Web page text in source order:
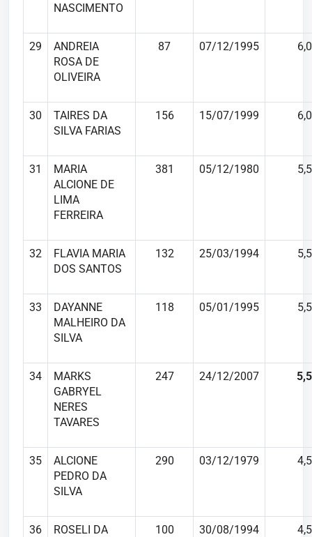
NASCIMENTO
29
ANDREIA
ROSA DE
OLIVEIRA
87 07/12/1995 6,0
30
TAIRES DA
SILVA FARIAS
156 15/07/1999 6,0
31
MARIA
ALCIONE DE
LIMA
FERREIRA
381 05/12/1980 5,5
32
FLAVIA MARIA
DOS SANTOS
132 25/03/1994 5,5
33
DAYANNE
MALHEIRO DA
SILVA
118 05/01/1995 5,5
34
MARKS
GABRYEL
NERES
TAVARES
247 24/12/2007 5,5
35
ALCIONE
PEDRO DA
SILVA
290 03/12/1979 4,5
36
ROSELI DA
100 30/08/1994 4,5